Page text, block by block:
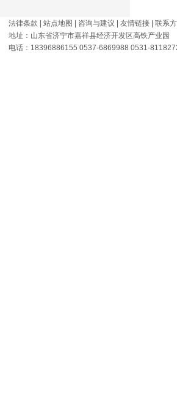
法律条款 站点地图 咨询与建议 友情链接
联系
地址：山东省济宁市嘉祥县经济开发区高铁产业园
电话：18396886155 0537-6869988 0531-